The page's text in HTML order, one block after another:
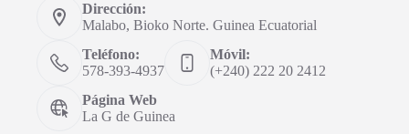
Dirección:
Malabo, Bioko Norte. Guinea Ecuatorial
Teléfono:
578-393-4937
Móvil:
(+240) 222 20 2412
Página Web
La G de Guinea